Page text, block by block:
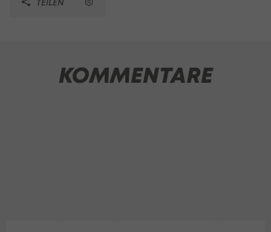
TEILEN
KOMMENTARE